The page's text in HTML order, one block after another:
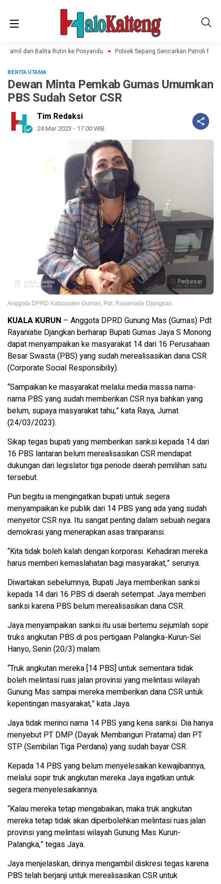
Hamil dan Balita Rutin ke Posyandu Polsek Sepang Gencarkan Patroli
BERITA UTAMA
Dewan Minta Pemkab Gumas Umumkan
PBS Sudah Setor CSR
Tim Redaksi
24 Mar 2023 - 17:00 WIB
Perbesar
Anggota DPRD Kabupaten Gumas, Pdt. Rayaniatie Djangkan.
KUALA KURUN – Anggota DPRD Gunung Mas (Gumas) Pdt
Rayaniatie Djangkan berharap Bupati Gumas Jaya S Monong
dapat menyampaikan ke masyarakat 14 dari 16 Perusahaan
Besar Swasta (PBS) yang sudah merealisasikan dana CSR
(Corporate Social Responsibiliy).
“Sampaikan ke masyarakat melalui media massa nama-
nama PBS yang sudah memberikan CSR nya bahkan yang
belum, supaya masyarakat tahu,” kata Raya, Jumat
(24/03/2023).
Sikap tegas bupati yang memberikan sanksi kepada 14 dari
16 PBS lantaran belum merealisasikan CSR mendapat
dukungan dari legislator tiga periode daerah pemilihan satu
tersebut.
Pun begitu ia mengingatkan bupati untuk segera
menyampaikan ke publik dari 14 PBS yang ada yang sudah
menyetor CSR nya. Itu sangat penting dalam sebuah negara
demokrasi yang menerapkan asas tranparansi.
“Kita tidak boleh kalah dengan korporasi. Kehadiran mereka
harus memberi kemaslahatan bagi masyarakat,” serunya.
Diwartakan sebelumnya, Bupati Jaya memberikan sanksi
kepada 14 dari 16 PBS di daerah setempat. Jaya memberi
sanksi karena PBS belum merealisasikan dana CSR.
Jaya menyampaikan sanksi itu usai bertemu sejumlah sopir
truks angkutan PBS di pos pertigaan Palangka-Kurun-Sei
Hanyo, Senin (20/3) malam.
“Truk angkutan mereka [14 PBS] untuk sementara tidak
boleh melintasi ruas jalan provinsi yang melintasi wilayah
Gunung Mas sampai mereka memberikan dana CSR untuk
kepentingan masyarakat,” kata Jaya.
Jaya tidak merinci nama 14 PBS yang kena sanksi. Dia hanya
menyebut PT DMP (Dayak Membangun Pratama) dan PT
STP (Sembilan Tiga Perdana) yang sudah bayar CSR.
Kepada 14 PBS yang belum menyelesaikan kewajibannya,
melalui sopir truk angkutan mereka Jaya ingatkan untuk
segera menyelesaikannya.
“Kalau mereka tetap mengabaikan, maka truk angkutan
mereka tetap tidak akan diperbolehkan melintasi ruas jalan
provinsi yang melintasi wilayah Gunung Mas Kurun-
Palangka,” tegas Jaya.
Jaya menjelaskan, dirinya mengambil diskresi tegas karena
PBS telah berjanji untuk merealisasikan CSR untuk